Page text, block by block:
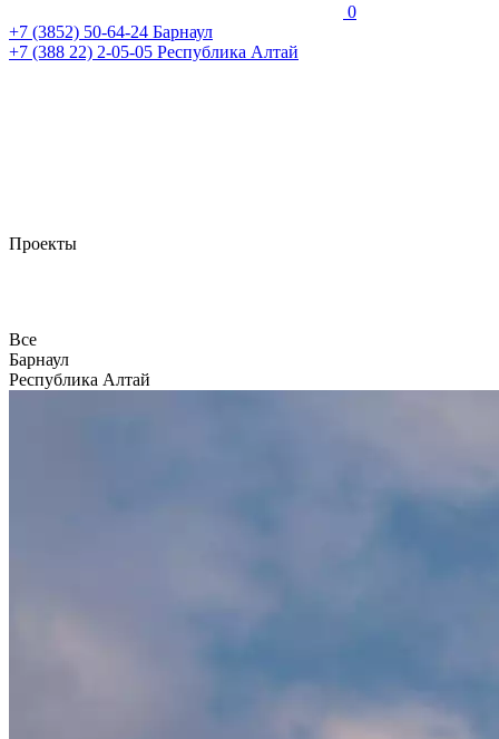
0
+7 (3852) 50-64-24 Барнаул
+7 (388 22) 2-05-05 Республика Алтай
Проекты
Все
Барнаул
Республика Алтай